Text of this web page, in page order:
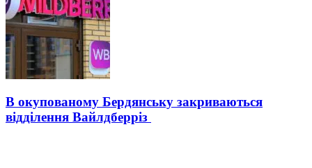
В окупованому Бердянську закриваються
відділення Вайлдберріз